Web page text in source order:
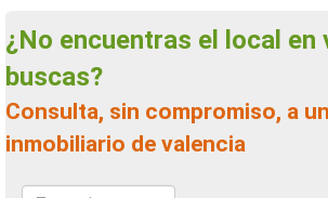
¿No encuentras el local en venta que
buscas?
Consulta, sin compromiso, a un agente
inmobiliario de valencia